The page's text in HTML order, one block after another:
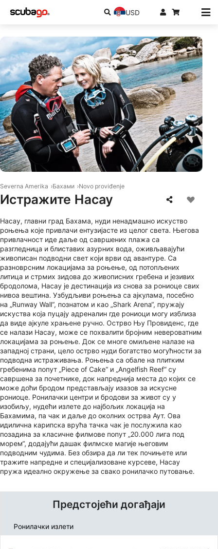
USD
Severna Amerika Бахами Novo proviđenje
Истражите Насау
Насау, главни град Бахама, нуди ненадмашно искуство
роњења које привлачи ентузијасте из целог света. Његова
привлачност иде даље од савршених плажа са
разгледница и блиставих азурних вода, оживљавајући
живописан подводни свет који врви од авантуре. Са
разноврсним локацијама за роњење, од потопљених
литица и стрмих зидова до живописних гребена и језивих
бродолома, Насау је дестинација из снова за рониоце свих
нивоа вештина. Узбудљиви роњења са ајкулама, посебно
на „Runway Wall“, познатом и као „Shark Arena“, пружају
искуства која пуцају адреналин где рониоци могу изблиза
да виде ајкуле храњене ручно. Острво Њу Провиденс, где
се налази Насау, може се похвалити бројним невероватним
локацијама за роњење. Док се многе омиљене налазе на
западној страни, цело острво нуди богатство могућности за
подводна истраживања. Роњења са обале на плитким
гребенима попут „Piece of Cake“ и „Angelfish Reef“ су
савршена за почетнике, док напреднија места до којих се
може доћи бродом представљају изазов за искусне
рониоце. Ронилачки центри и бродови за живот су у
изобиљу, нудећи излете до најбољих локација на
Бахамима, па чак и даље до околних острва Аут. Ова
идилична карипска врућа тачка чак је послужила као
позадина за класичне филмове попут „20.000 лига под
морем“, додајући дашак филмске магије његовим
подводним чудима. Без обзира да ли тек почињете или
тражите напредне и специјализоване курсеве, Насау
пружа идеално окружење за свако ронилачко путовање.
Предстојећи догађаји
Ронилачки излети